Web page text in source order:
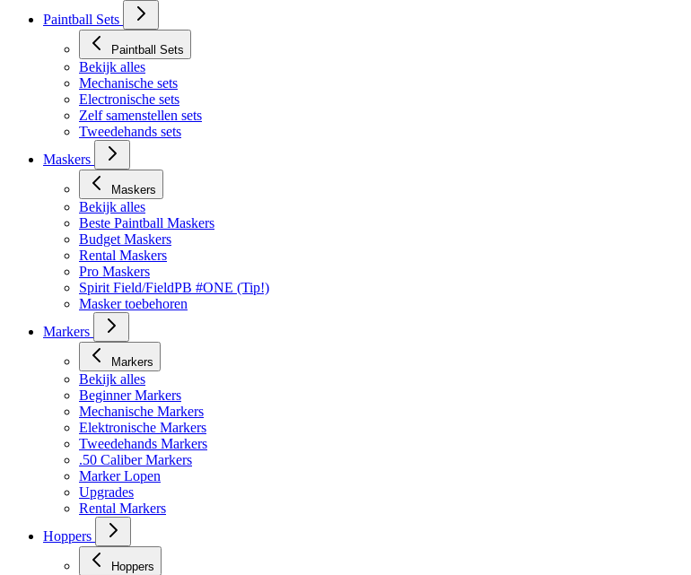
Paintball Sets
Paintball Sets
Bekijk alles
Mechanische sets
Electronische sets
Zelf samenstellen sets
Tweedehands sets
Maskers
Maskers
Bekijk alles
Beste Paintball Maskers
Budget Maskers
Rental Maskers
Pro Maskers
Spirit Field/FieldPB #ONE (Tip!)
Masker toebehoren
Markers
Markers
Bekijk alles
Beginner Markers
Mechanische Markers
Elektronische Markers
Tweedehands Markers
.50 Caliber Markers
Marker Lopen
Upgrades
Rental Markers
Hoppers
Hoppers